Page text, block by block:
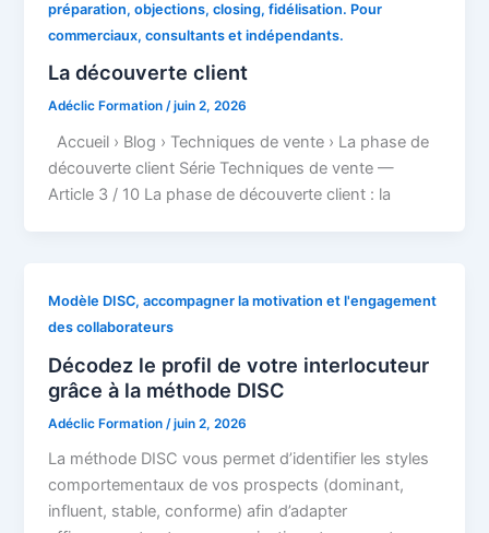
préparation, objections, closing, fidélisation. Pour
commerciaux, consultants et indépendants.
La découverte client
Adéclic Formation/juin 2, 2026
Accueil › Blog › Techniques de vente › La phase de
découverte client Série Techniques de vente —
Article 3 / 10 La phase de découverte client : la
Modèle DISC, accompagner la motivation et l'engagement
des collaborateurs
Décodez le profil de votre interlocuteur
grâce à la méthode DISC
Adéclic Formation /juin 2, 2026
La méthode DISC vous permet d’identifier les styles
comportementaux de vos prospects (dominant,
influent, stable, conforme) afin d’adapter